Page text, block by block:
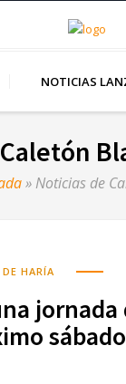
NOTICIAS
Caletón
» Noticias de
HARÍA